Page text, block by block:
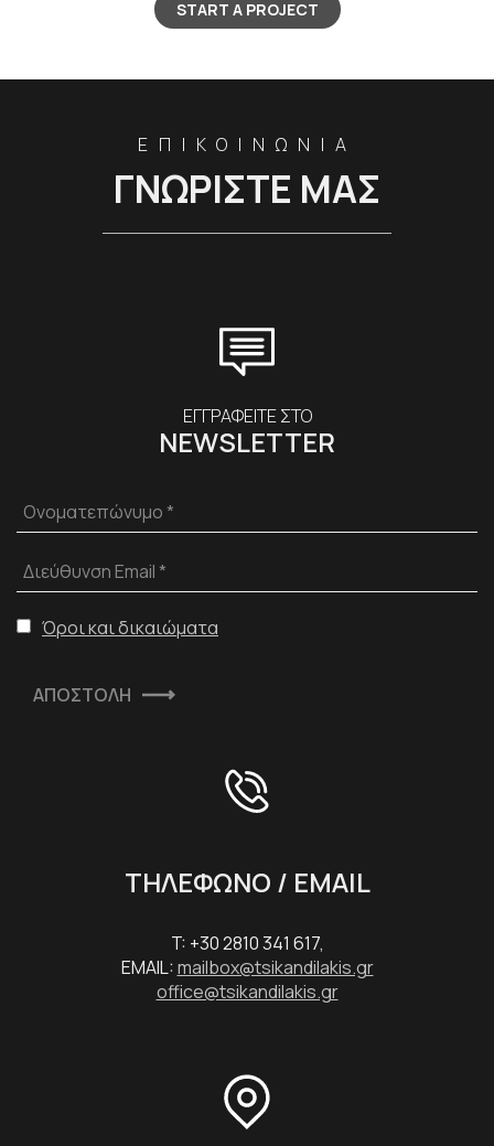
START A PROJECT
ΕΠΙΚΟΙΝΩΝΙΑ
ΓΝΩΡΙΣΤΕ ΜΑΣ
ΕΓΓΡΑΦΕΙΤΕ ΣΤΟ
NEWSLETTER
Ονοματεπώνυμο *
Διεύθυνση Email *
Όροι και δικαιώματα
ΑΠΟΣΤΟΛΗ
ΤΗΛΕΦΩΝΟ / EMAIL
T: +30 2810 341 617,
EMAIL:mailbox@tsikandilakis.gr
office@tsikandilakis.gr